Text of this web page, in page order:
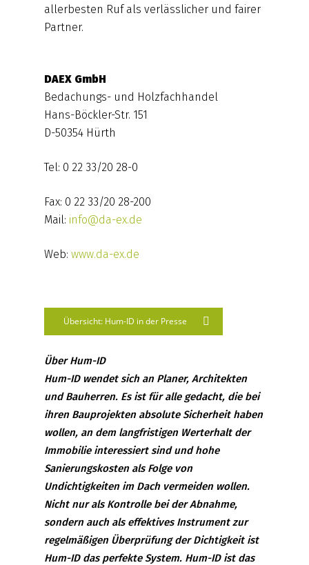
allerbesten Ruf als verlässlicher und fairer
Partner.
DAEX GmbH
Bedachungs- und Holzfachhandel
Hans-Böckler-Str. 151
D-50354 Hürth
Tel: 0 22 33/20 28-0
Fax: 0 22 33/20 28-200
Mail: info@da-ex.de
Web:www.da-ex.de
Übersicht: Hum-ID in der Presse
Über Hum-ID
Hum-ID wendet sich an Planer, Architekten
und Bauherren. Es ist für alle gedacht, die bei
ihren Bauprojekten absolute Sicherheit haben
wollen, an dem langfristigen Werterhalt der
Immobilie interessiert sind und hohe
Sanierungskosten als Folge von
Undichtigkeiten im Dach vermeiden wollen.
Nicht nur als Kontrolle bei der Abnahme,
sondern auch als effektives Instrument zur
regelmäßigen Überprüfung der Dichtigkeit ist
Hum-ID das perfekte System. Hum-ID ist das